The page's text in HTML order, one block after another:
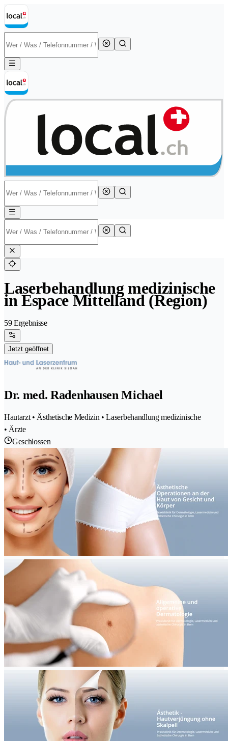
Laserbehandlung medizinische
in Espace Mittelland (Region)
59 Ergebnisse
Jetzt geöffnet
Dr. med. Radenhausen Michael
Hautarzt • Ästhetische Medizin • Laserbehandlung medizinische
• Ärzte
Geschlossen